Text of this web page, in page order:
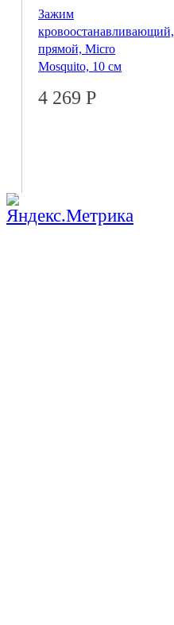
Зажим
кровоостанавливающий,
прямой, Micro
Mosquito, 10 см
4 269 Р